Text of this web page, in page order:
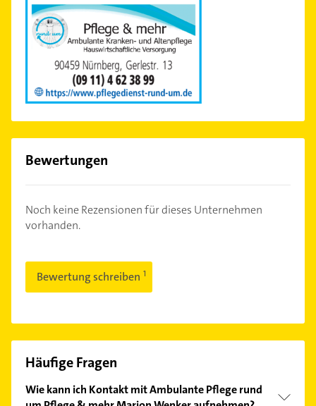
Bewertungen
Noch keine Rezensionen für dieses Unternehmen
vorhanden.
Bewertung schreiben
Häufige Fragen
Wie kann ich Kontakt mit Ambulante Pflege rund